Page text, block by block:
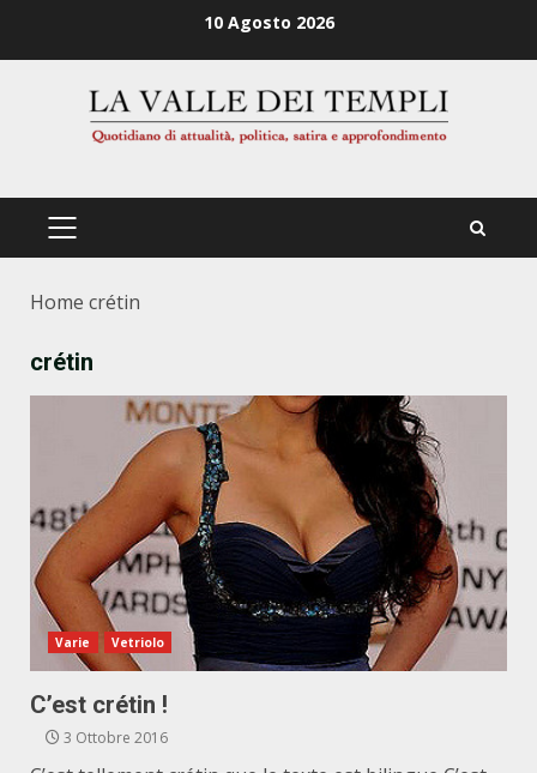
10 Agosto 2026
PRIMÄRES
Home crétin
crétin
Varie Vetriolo
C’est crétin !
3 Ottobre 2016